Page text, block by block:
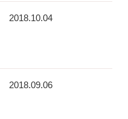
2018.10.04
2018.09.06